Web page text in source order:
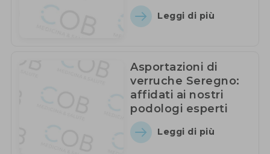
Leggi di più
Asportazioni di
verruche Seregno:
affidati ai nostri
podologi esperti
Leggi di più